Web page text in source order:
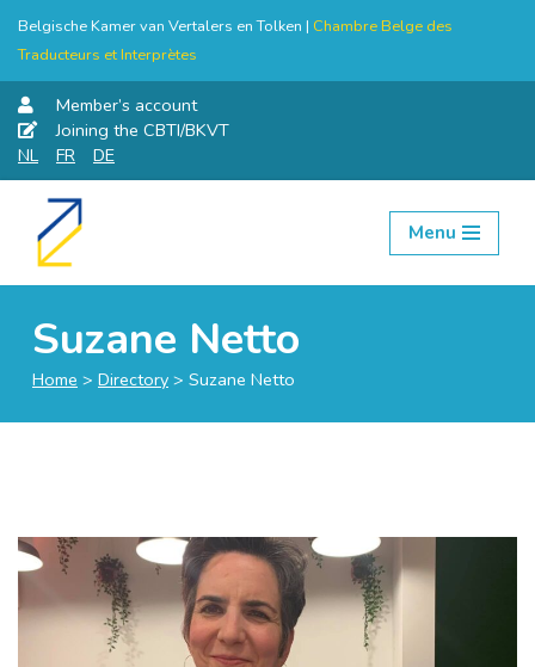
Belgische Kamer van Vertalers en Tolken | Chambre Belge des
Traducteurs et Interprètes
Member’s account
Joining the CBTI/BKVT
NL
FR DE
Skip
Menu
Suzane Netto
Home > Directory > Suzane Netto